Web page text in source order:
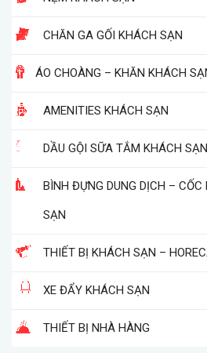
CHĂN GA GỐI KHÁCH SẠN
ÁO CHOÀNG – KHĂN KHÁCH
AMENITIES KHÁCH SẠN
DẦU GỘI SỮA TẮM KHÁCH SẠN
BÌNH ĐỰNG DUNG DỊCH – CỐC
SẠN
THIẾT BỊ KHÁCH SẠN –
XE ĐẨY KHÁCH SẠN
THIẾT BỊ NHÀ HÀNG